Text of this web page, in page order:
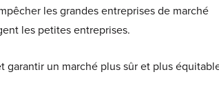
les grandes entreprises de marché
les petites entreprises.
un marché plus sûr et plus